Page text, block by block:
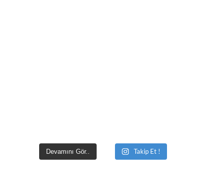
Devamını Gör.. Takip Et !